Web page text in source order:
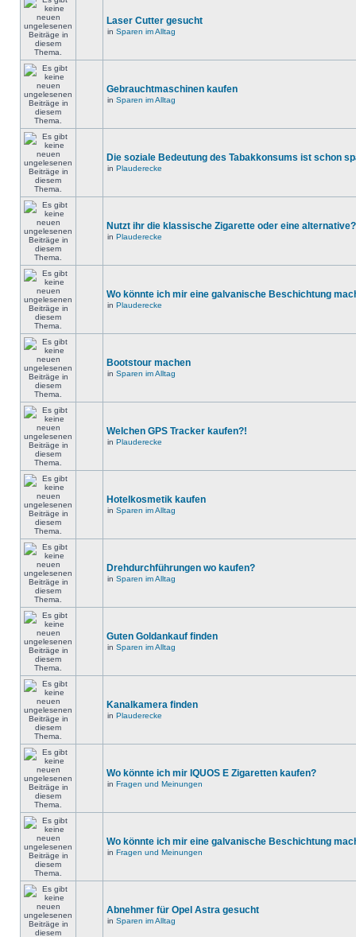
Laser Cutter gesucht
in Sparen im Alltag
Gebrauchtmaschinen kaufen
in Sparen im Alltag
Die soziale Bedeutung des Tabakkonsums ist schon
in Plauderecke
Nutzt ihr die klassische Zigarette oder eine alternative?
in Plauderecke
Wo könnte ich mir eine galvanische Beschichtung
in Plauderecke
Bootstour machen
in Sparen im Alltag
Welchen GPS Tracker kaufen?!
in Plauderecke
Hotelkosmetik kaufen
in Sparen im Alltag
Drehdurchführungen wo kaufen?
in Sparen im Alltag
Guten Goldankauf finden
in Sparen im Alltag
Kanalkamera finden
in Plauderecke
Wo könnte ich mir IQUOS E Zigaretten kaufen?
in Fragen und Meinungen
Wo könnte ich mir eine galvanische Beschichtung
in Fragen und Meinungen
Abnehmer für Opel Astra gesucht
in Sparen im Alltag